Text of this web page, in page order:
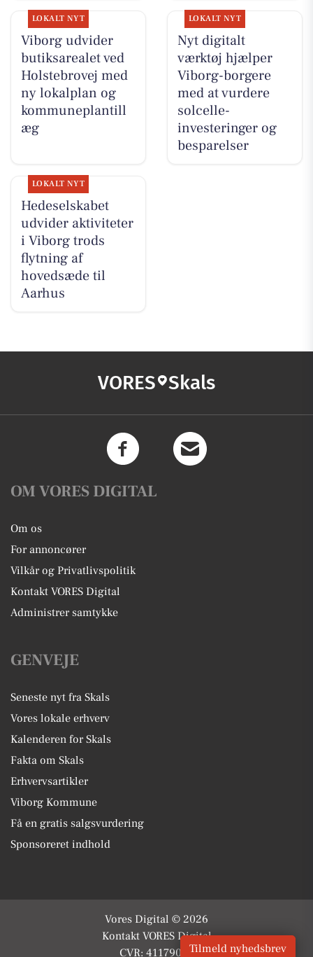
LOKALT NYT
Viborg udvider
butiksarealet ved
Holstebrovej med
ny lokalplan og
kommuneplantill
æg
LOKALT NYT
Nyt digitalt
værktøj hjælper
Viborg-borgere
med at vurdere
solcelle-
investeringer og
besparelser
LOKALT NYT
Hedeselskabet
udvider aktiviteter
i Viborg trods
flytning af
hovedsæde til
Aarhus
VORES Skals
OM VORES DIGITAL
Om os
For annoncører
Vilkår og Privatlivspolitik
Kontakt VORES Digital
Administrer samtykke
GENVEJE
Seneste nyt fra Skals
Vores lokale erhverv
Kalenderen for Skals
Fakta om Skals
Erhvervsartikler
Viborg Kommune
Få en gratis salgsvurdering
Sponsoreret indhold
Vores Digital © 2026
Kontakt VORES Digital
CVR: 41179082Tilmeld nyhedsbrev